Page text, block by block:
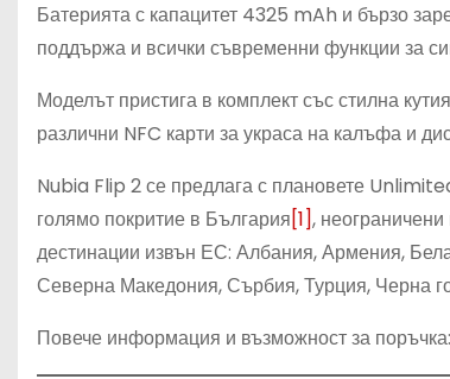
Батерията с капацитет 4325 mAh и бързо
поддържа и всички съвременни функции за
Моделът пристига в комплект със стилна
различни NFC карти за украса на калъфа и
Nubia Flip 2 се предлага с плановете
голямо покритие в България[1],
дестинации извън ЕС: Албания, Армения,
Северна Македония, Сърбия, Турция, Черна
Повече информация и възможност за поръчка: